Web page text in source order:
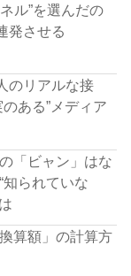
ル”を選んだの
発させる
のリアルな接
ある”メディア
「ビャン」はな
られていな
算額」の計算方